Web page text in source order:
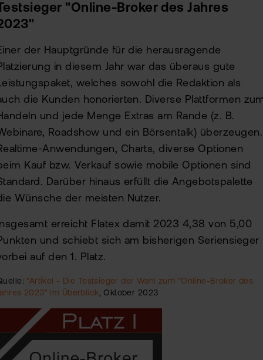
"Online-Broker des Jahres
der Hauptgründe für die herausragende
in diesem Jahr war das überaus gute
welches sowohl die Redaktion als
die Kunden honorierten. Diverse Plattformen
und jede Menge Extras am Rande (z. B.
Roadshow und ein Börsentalk) überzeugen.
Anwendungen, Charts, diverse Optionen
Kauf bzw. Verkauf sowie mobile Optionen sind
Darüber hinaus erfüllt die Angebotspalette
Wünsche der meisten Nutzer.
erreicht Flatex damit 2023 4,38 von 5,00
und schiebt sich am bisherigen Seriensieger
auf den 1. Platz.
"Artikel - Die Testsieger der Wahl zum "Online-Broker des
2023" im Überblick, Oktober 2023